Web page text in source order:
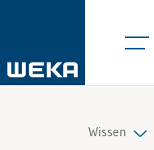
Wissen